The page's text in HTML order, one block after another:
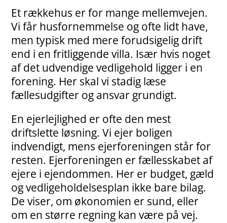
Et rækkehus er for mange mellemvejen.
Vi får husfornemmelse og ofte lidt have,
men typisk med mere forudsigelig drift
end i en fritliggende villa. Især hvis noget
af det udvendige vedligehold ligger i en
forening. Her skal vi stadig læse
fællesudgifter og ansvar grundigt.
En ejerlejlighed er ofte den mest
driftslette løsning. Vi ejer boligen
indvendigt, mens ejerforeningen står for
resten. Ejerforeningen er fællesskabet af
ejere i ejendommen. Her er budget, gæld
og vedligeholdelsesplan ikke bare bilag.
De viser, om økonomien er sund, eller
om en større regning kan være på vej.